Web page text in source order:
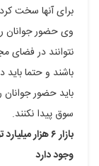
برای آنها سخت
وی حضور جوانان
نتوانند در فضای
باشند و حتما
باید حضور
سوق پیدا نکنند.
بازار ۶ هزار
وجود دارد